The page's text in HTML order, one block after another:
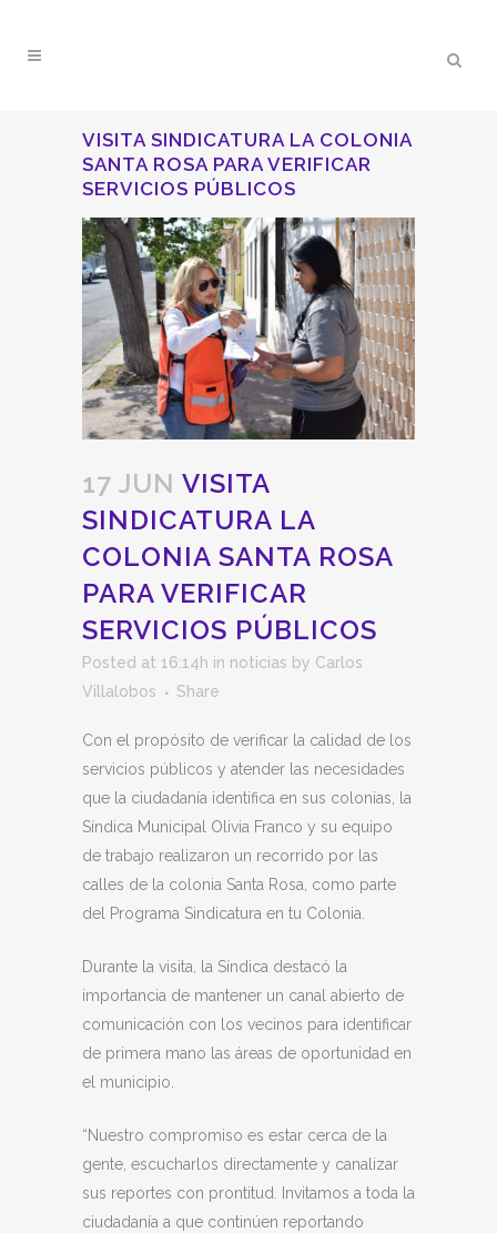
VISITA SINDICATURA LA COLONIA
SANTA ROSA PARA VERIFICAR
SERVICIOS PÚBLICOS
17 JUN VISITA
SINDICATURA LA
COLONIA SANTA ROSA
PARA VERIFICAR
SERVICIOS PÚBLICOS
Posted at 16:14h in noticias by Carlos
Villalobos
Share
Con el propósito de verificar la calidad de los
servicios públicos y atender las necesidades
que la ciudadanía identifica en sus colonias, la
Síndica Municipal Olivia Franco y su equipo
de trabajo realizaron un recorrido por las
calles de la colonia Santa Rosa, como parte
del Programa Sindicatura en tu Colonia.
Durante la visita, la Síndica destacó la
importancia de mantener un canal abierto de
comunicación con los vecinos para identificar
de primera mano las áreas de oportunidad en
el municipio.
“Nuestro compromiso es estar cerca de la
gente, escucharlos directamente y canalizar
sus reportes con prontitud. Invitamos a toda la
ciudadanía a que continúen reportando